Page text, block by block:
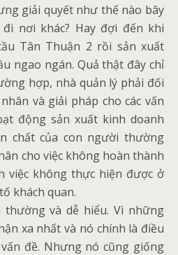
giải quyết như thế nào bây
đi nơi khác? Hay đợi đến khi
Tân Thuận 2 rồi sản xuất
ngao ngán. Quả thật đây chỉ
hợp, nhà quản lý phải đối
và giải pháp cho các vấn
động sản xuất kinh doanh
chất của con người thường
cho việc không hoàn thành
việc không thực hiện được ở
khách quan.
và dễ hiểu. Vì những
xa nhất và nó chính là điều
đề. Nhưng nó cũng giống